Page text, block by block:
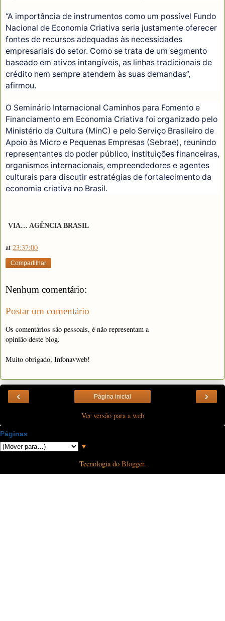
“A importância de instrumentos como um possível Fundo
Nacional de Economia Criativa seria justamente oferecer
fontes de recursos adequadas às necessidades
empresariais do setor. Como se trata de um segmento
baseado em ativos intangíveis, as linhas tradicionais de
crédito nem sempre atendem às suas demandas”,
afirmou.
O Seminário Internacional Caminhos para Fomento e
Financiamento em Economia Criativa foi organizado pelo
Ministério da Cultura (MinC) e pelo Serviço Brasileiro de
Apoio às Micro e Pequenas Empresas (Sebrae), reunindo
representantes do poder público, instituições financeiras,
organismos internacionais, empreendedores e agentes
culturais para discutir estratégias de fortalecimento da
economia criativa no Brasil.
VIA… AGÊNCIA BRASIL
at 23:37:00
Compartilhar
Nenhum comentário:
Postar um comentário
Os comentários são pessoais, é não representam a
opinião deste blog.
Muito obrigado, Infonavweb!
‹ ›
Página inicial
Ver versão para a web
Páginas
▼
Tecnologia do Blogger.